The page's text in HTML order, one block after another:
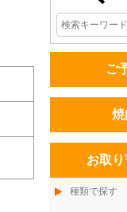
ご
焼
お取
種類で探す